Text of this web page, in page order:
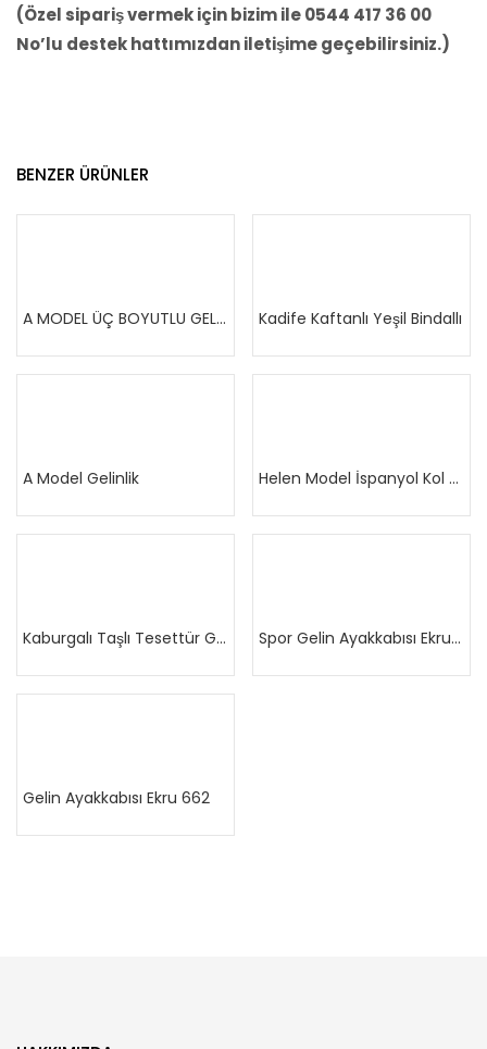
(Özel sipariş vermek için bizim ile 0544 417 36 00
No’lu destek hattımızdan iletişime geçebilirsiniz.)
BENZER ÜRÜNLER
A MODEL ÜÇ BOYUTLU GELİNLİK Kadife Kaftanlı Yeşil Bindallı
A Model Gelinlik Helen Model İspanyol Kol Gelinlik
Kaburgalı Taşlı Tesettür Gelinlik Spor Gelin Ayakkabısı Ekru 680
Gelin Ayakkabısı Ekru 662